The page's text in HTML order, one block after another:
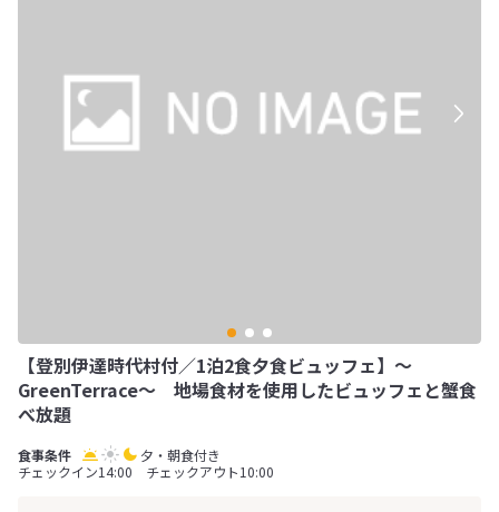
【登別伊達時代村付／1泊2食夕食ビュッフェ】～
GreenTerrace～ 地場食材を使用したビュッフェと蟹食
べ放題
夕・朝食付き
チェックイン14:00 チェックアウト10:00